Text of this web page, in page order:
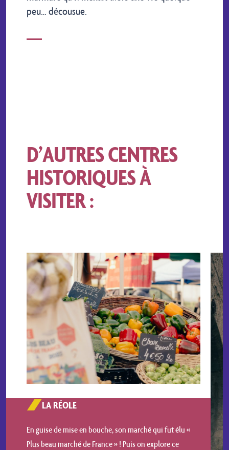
peu… décousue.
D’AUTRES CENTRES
HISTORIQUES À
VISITER :
LA RÉOLE
En guise de mise en bouche, son marché qui fut élu «
Plus beau marché de France » ! Puis on explore ce